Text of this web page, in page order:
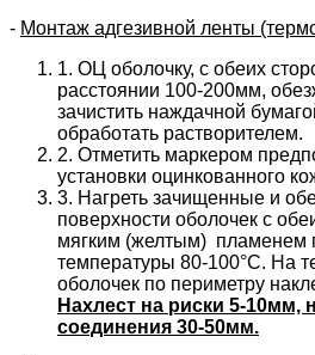
- Монтаж адгезивной ленты
1. ОЦ оболочку, с обеих
расстоянии 100-200мм,
зачистить наждачной
обработать растворителем.
2. Отметить маркером
установки оцинкованного
3. Нагреть зачищенные и
поверхности оболочек с
мягким (желтым) пламенем
температуры 80-100°С. На
оболочек по периметру
Нахлест на риски 5-10мм,
соединения 30-50мм.